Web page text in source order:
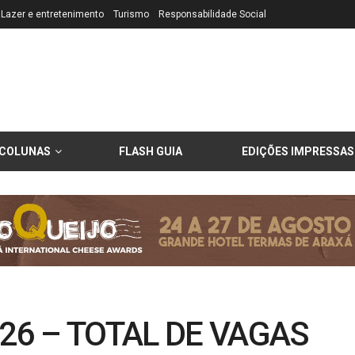
Lazer e entretenimento Turismo Responsabilidade Social
FLASH GUIA EDIÇÕES IMPRESSAS
– TOTAL DE VAGAS